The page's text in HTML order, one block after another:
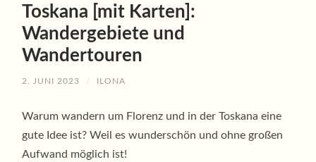
Toskana [mit Karten]:
Wandergebiete und
Wandertouren
2. JUNI 2023 / ILONA
Warum wandern um Florenz und in der Toskana eine
gute Idee ist? Weil es wunderschön und ohne großen
Aufwand möglich ist!